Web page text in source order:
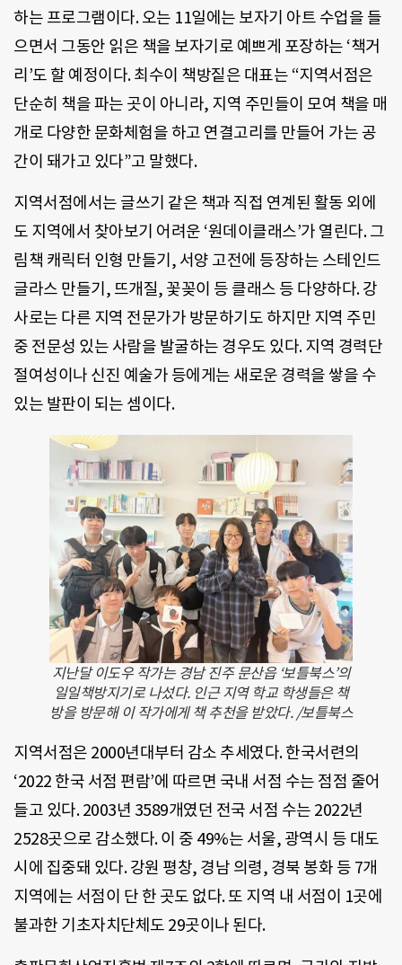
하는 프로그램이다. 오는 11일에는 보자기 아트 수업을 들
으면서 그동안 읽은 책을 보자기로 예쁘게 포장하는 ‘책거
리’도 할 예정이다. 최수이 책방짙은 대표는 “지역서점은
단순히 책을 파는 곳이 아니라, 지역 주민들이 모여 책을 매
개로 다양한 문화체험을 하고 연결고리를 만들어 가는 공
간이 돼가고 있다”고 말했다.
지역서점에서는 글쓰기 같은 책과 직접 연계된 활동 외에
도 지역에서 찾아보기 어려운 ‘원데이클래스’가 열린다. 그
림책 캐릭터 인형 만들기, 서양 고전에 등장하는 스테인드
글라스 만들기, 뜨개질, 꽃꽂이 등 클래스 등 다양하다. 강
사로는 다른 지역 전문가가 방문하기도 하지만 지역 주민
중 전문성 있는 사람을 발굴하는 경우도 있다. 지역 경력단
절여성이나 신진 예술가 등에게는 새로운 경력을 쌓을 수
있는 발판이 되는 셈이다.
지난달 이도우 작가는 경남 진주 문산읍 ‘보틀북스’의
일일책방지기로 나섰다. 인근 지역 학교 학생들은 책
방을 방문해 이 작가에게 책 추천을 받았다. /보틀북스
지역서점은 2000년대부터 감소 추세였다. 한국서련의
‘2022 한국 서점 편람’에 따르면 국내 서점 수는 점점 줄어
들고 있다. 2003년 3589개였던 전국 서점 수는 2022년
2528곳으로 감소했다. 이 중 49%는 서울, 광역시 등 대도
시에 집중돼 있다. 강원 평창, 경남 의령, 경북 봉화 등 7개
지역에는 서점이 단 한 곳도 없다. 또 지역 내 서점이 1곳에
불과한 기초자치단체도 29곳이나 된다.